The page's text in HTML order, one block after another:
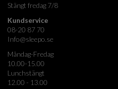
Stängt fredag 7/8
Kundservice
08-20 87 70
Info@sleepo.se
Måndag-Fredag
10.00-15.00
Lunchstängt
12.00 - 13.00